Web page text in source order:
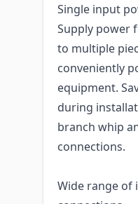
Single input
Supply power
to multiple
conveniently
equipment.
during
branch whip
connections.
Wide range